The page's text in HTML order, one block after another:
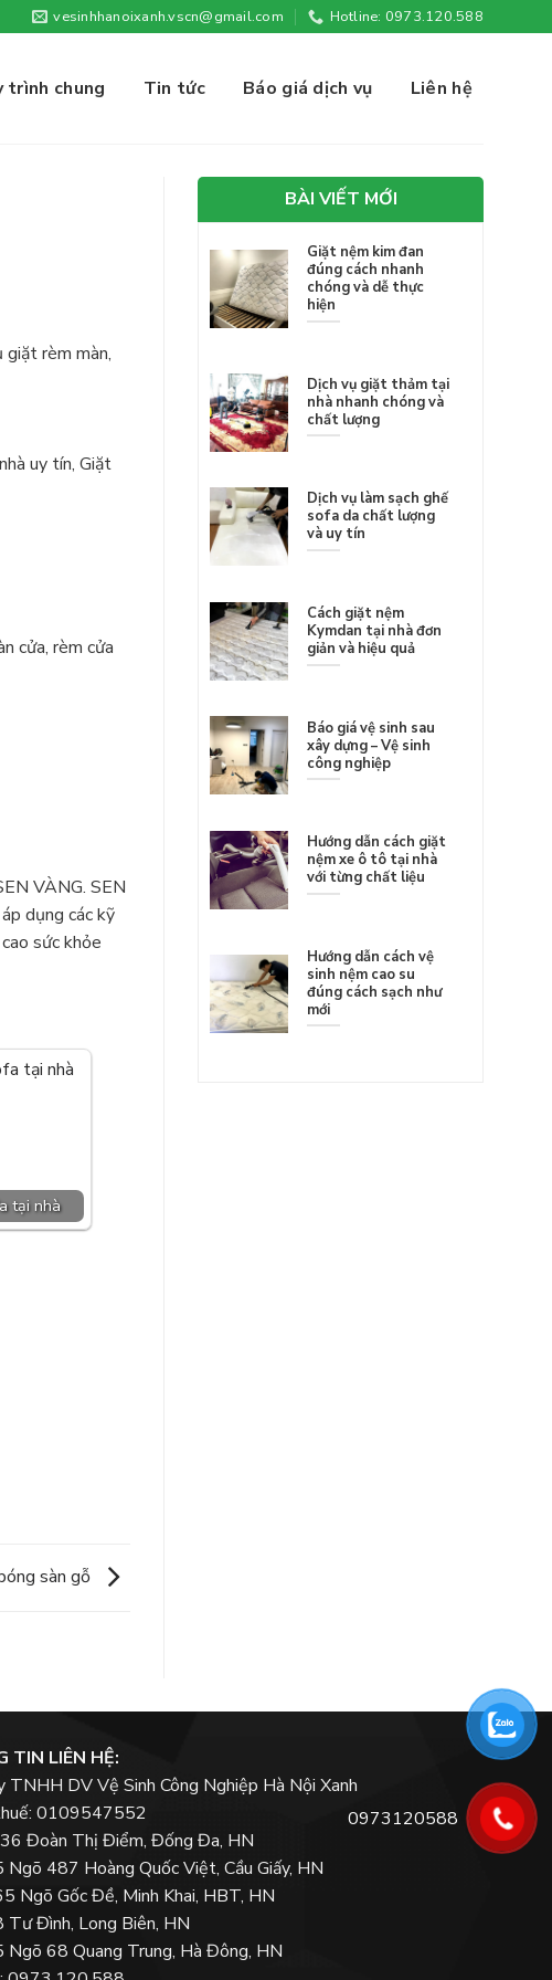
vesinhhanoixanh.vscn@gmail.com Hotline: 0973.120.588
trình chung Tin tức Báo giá dịch vụ Liên hệ
giặt rèm màn,
uy tín, Giặt
cửa, rèm cửa
VÀNG. SEN
dụng các kỹ
sức khỏe
tại nhà
sàn gỗ
BÀI VIẾT MỚI
Giặt nệm kim đan
đúng cách nhanh
chóng và dễ thực
hiện
Dịch vụ giặt thảm tại
nhà nhanh chóng và
chất lượng
Dịch vụ làm sạch ghế
sofa da chất lượng
và uy tín
Cách giặt nệm
Kymdan tại nhà đơn
giản và hiệu quả
Báo giá vệ sinh sau
xây dựng – Vệ sinh
công nghiệp
Hướng dẫn cách giặt
nệm xe ô tô tại nhà
với từng chất liệu
Hướng dẫn cách vệ
sinh nệm cao su
đúng cách sạch như
mới
TIN LIÊN HỆ:
TNHH DV Vệ Sinh Công Nghiệp Hà Nội Xanh
0109547552
Đoàn Thị Điểm, Đống Đa, HN
Ngõ 487 Hoàng Quốc Việt, Cầu Giấy, HN
Ngõ Gốc Đề, Minh Khai, HBT, HN
Tư Đình, Long Biên, HN
Ngõ 68 Quang Trung, Hà Đông, HN
0973120588